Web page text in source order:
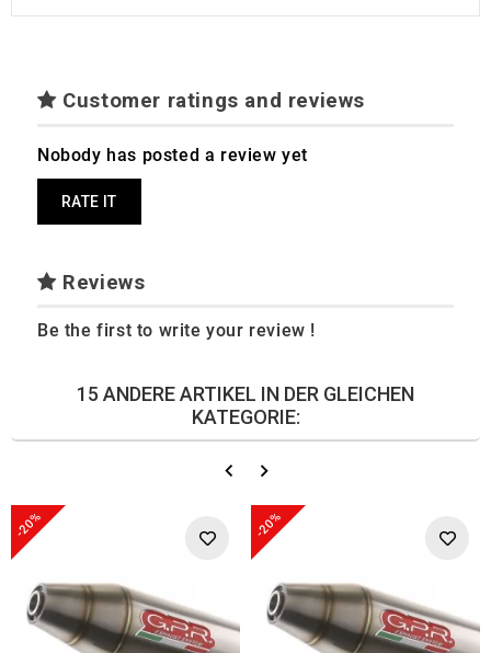
Customer ratings and reviews
Nobody has posted a review yet
RATE IT
Reviews
Be the first to write your review !
15 ANDERE ARTIKEL IN DER GLEICHEN
KATEGORIE:
-20% -20%